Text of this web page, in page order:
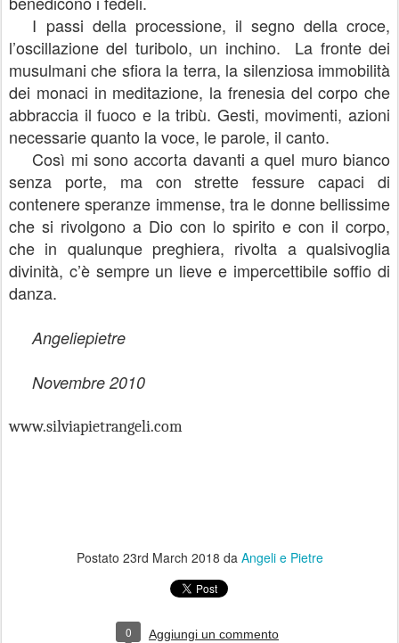
I passi della processione, il segno della croce,
l’oscillazione del turibolo, un inchino.
La fronte dei
musulmani che sfiora la terra, la silenziosa immobilità
dei monaci in meditazione, la frenesia del corpo che
abbraccia il fuoco e la tribù. Gesti, movimenti, azioni
necessarie quanto la voce, le parole, il canto.
Così mi sono accorta davanti a quel muro bianco
senza porte, ma con strette fessure capaci di
contenere speranze immense, tra le donne bellissime
che si rivolgono a Dio con lo spirito e con il corpo,
che in qualunque preghiera, rivolta a qualsivoglia
divinità, c’è sempre un lieve e impercettibile soffio di
danza.
Angeliepietre
Novembre 2010
www.silviapietrangeli.com
Postato 23rd March 2018 da Angeli e Pietre
0 Aggiungi un commento